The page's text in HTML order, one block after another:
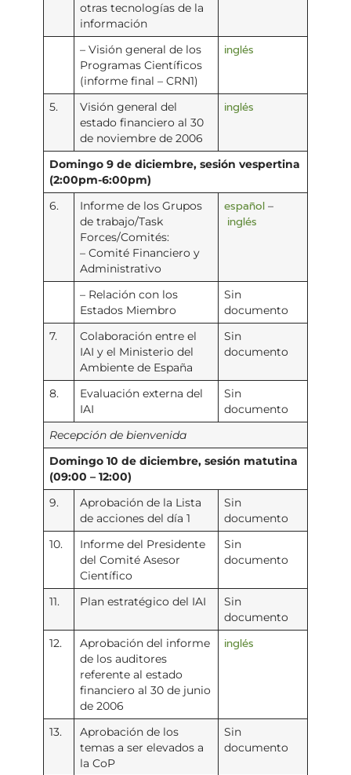
otras tecnologías de la
información
– Visión general de los
Programas Científicos
(informe final – CRN1)
inglés
5.
Visión general del
estado financiero al 30
de noviembre de 2006
inglés
Domingo 9 de diciembre, sesión vespertina
(2:00pm-6:00pm)
6.
Informe de los Grupos
de trabajo/Task
Forces/Comités:
– Comité Financiero y
Administrativo
español–
inglés
– Relación con los
Estados Miembro
Sin
documento
7.
Colaboración entre el
IAI y el Ministerio del
Ambiente de España
Sin
documento
8.
Evaluación externa del
IAI
Sin
documento
Recepción de bienvenida
Domingo 10 de diciembre, sesión matutina
(09:00 – 12:00)
9.
Aprobación de la Lista
de acciones del día 1
Sin
documento
10.
Informe del Presidente
del Comité Asesor
Científico
Sin
documento
11. Plan estratégico del IAI
Sin
documento
12.
Aprobación del informe
de los auditores
referente al estado
financiero al 30 de junio
de 2006
inglés
13.
Aprobación de los
temas a ser elevados a
la CoP
Sin
documento